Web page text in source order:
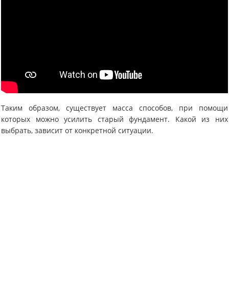
Таким образом, существует масса способов, при помощи
которых можно усилить старый фундамент. Какой из них
выбрать, зависит от конкретной ситуации.